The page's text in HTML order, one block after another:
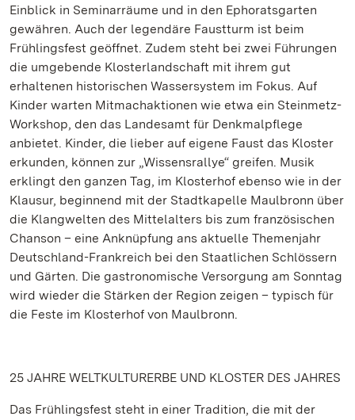
Einblick in Seminarräume und in den Ephoratsgarten
gewähren. Auch der legendäre Faustturm ist beim
Frühlingsfest geöffnet. Zudem steht bei zwei Führungen
die umgebende Klosterlandschaft mit ihrem gut
erhaltenen historischen Wassersystem im Fokus. Auf
Kinder warten Mitmachaktionen wie etwa ein Steinmetz-
Workshop, den das Landesamt für Denkmalpflege
anbietet. Kinder, die lieber auf eigene Faust das Kloster
erkunden, können zur „Wissensrallye“ greifen. Musik
erklingt den ganzen Tag, im Klosterhof ebenso wie in der
Klausur, beginnend mit der Stadtkapelle Maulbronn über
die Klangwelten des Mittelalters bis zum französischen
Chanson – eine Anknüpfung ans aktuelle Themenjahr
Deutschland-Frankreich bei den Staatlichen Schlössern
und Gärten. Die gastronomische Versorgung am Sonntag
wird wieder die Stärken der Region zeigen – typisch für
die Feste im Klosterhof von Maulbronn.
25 JAHRE WELTKULTURERBE UND KLOSTER DES JAHRES
Das Frühlingsfest steht in einer Tradition, die mit der